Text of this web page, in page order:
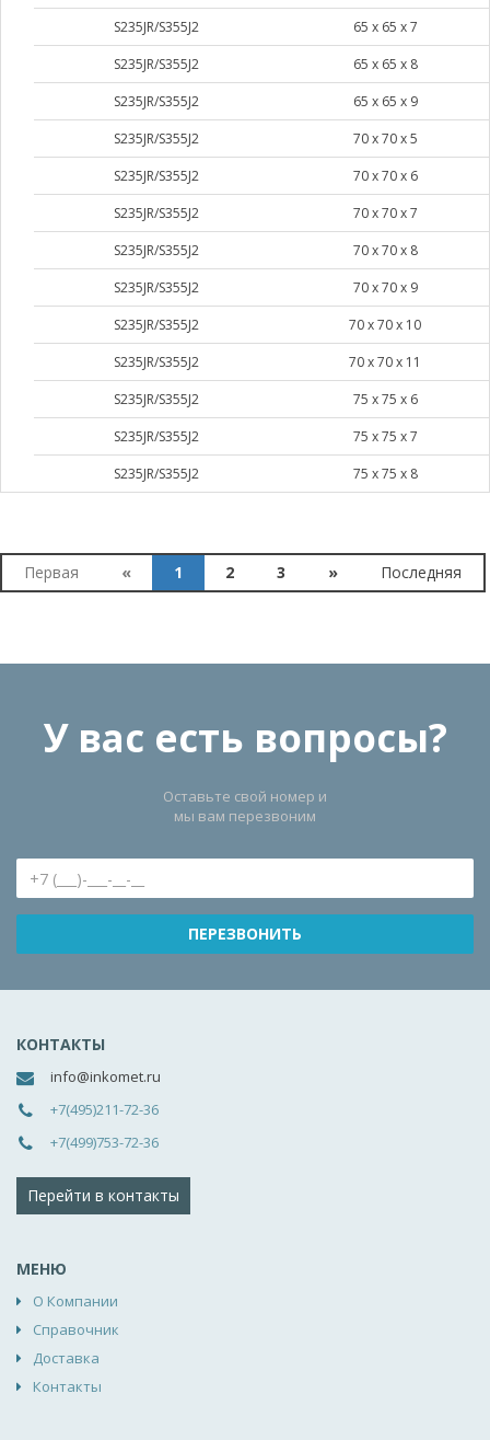
S235JR/S355J2
65 х 65 х 7
S235JR/S355J2
65 х 65 х 8
S235JR/S355J2
65 х 65 х 9
S235JR/S355J2
70 х 70 х 5
S235JR/S355J2
70 х 70 х 6
S235JR/S355J2
70 х 70 х 7
S235JR/S355J2
70 х 70 х 8
S235JR/S355J2
70 х 70 х 9
S235JR/S355J2
70 х 70 х 10
S235JR/S355J2
70 х 70 х 11
S235JR/S355J2
75 х 75 х 6
S235JR/S355J2
75 х 75 х 7
S235JR/S355J2
75 х 75 х 8
Первая « 1 2 3 » Последняя
У вас есть вопросы?
Оставьте свой номер и
мы вам перезвоним
КОНТАКТЫ
info@inkomet.ru
+7(495)211-72-36
+7(499)753-72-36
Перейти в контакты
МЕНЮ
О Компании
Справочник
Доставка
Контакты